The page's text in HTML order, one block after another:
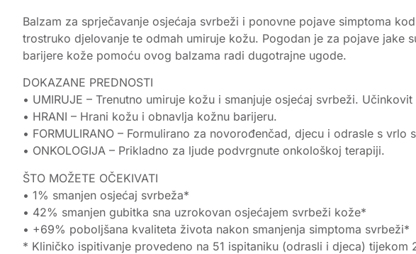
Balzam za sprječavanje osjećaja svrbeži i ponovne pojave simptoma
trostruko djelovanje te odmah umiruje kožu. Pogodan je za pojave
barijere kože pomoću ovog balzama radi dugotrajne ugode.
DOKAZANE PREDNOSTI
• UMIRUJE – Trenutno umiruje kožu i smanjuje osjećaj svrbeži.
• HRANI – Hrani kožu i obnavlja kožnu barijeru.
• FORMULIRANO – Formulirano za novorođenčad, djecu i odrasle s
• ONKOLOGIJA – Prikladno za ljude podvrgnute onkološkoj terapiji.
ŠTO MOŽETE OČEKIVATI
• 1% smanjen osjećaj svrbeža*
• 42% smanjen gubitka sna uzrokovan osjećajem svrbeži kože*
• +69% poboljšana kvaliteta života nakon smanjenja simptoma svrbeži*
* Kliničko ispitivanje provedeno na 51 ispitaniku (odrasli i djeca)